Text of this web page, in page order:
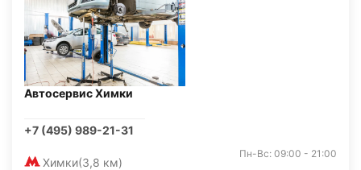
Автосервис Химки
+7 (495) 989-21-31
Химки(3,8 км)
Пн-Вс: 09:00 - 21:00